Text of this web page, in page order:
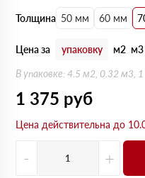
Толщина 50 мм 60 мм
Цена за упаковку м2 м3
В упаковке: 4.5 м2, 0.32 м3,
1 375 руб
Цена действительна до
- +